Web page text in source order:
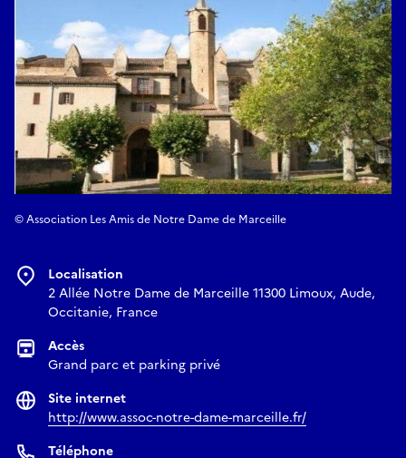
© Association Les Amis de Notre Dame de Marceille
Localisation
2 Allée Notre Dame de Marceille 11300 Limoux, Aude,
Occitanie, France
Accès
Grand parc et parking privé
Site internet
http://www.assoc-notre-dame-marceille.fr/
Téléphone